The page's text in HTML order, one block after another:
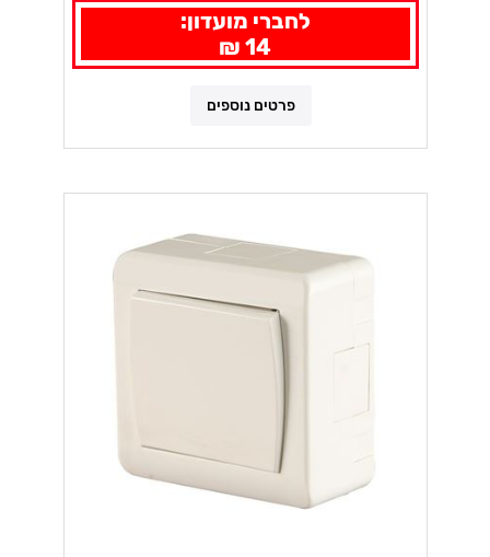
לחברי מועדון:
14 ₪
פרטים נוספים